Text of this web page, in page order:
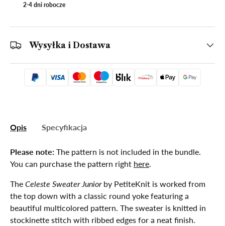
2-4 dni robocze
Wysyłka i Dostawa
Opis Specyfikacja
Please note: The pattern is not included in the bundle.
You can purchase the pattern right here.
The Celeste Sweater Juniorby PetiteKnit is worked from
the top down with a classic round yoke featuring a
beautiful multicolored pattern. The sweater is knitted in
stockinette stitch with ribbed edges for a neat finish.